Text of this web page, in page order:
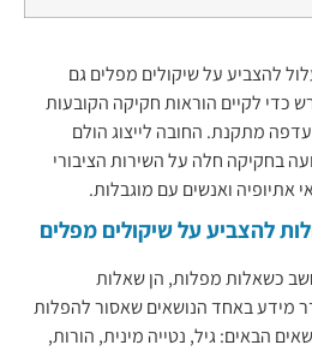
להצביע על שיקולים מפלים גם
כדי לקיים הוראות חקיקה הקובעות
מתקנת. החובה לייצוג הולם
בחקיקה חלה על השירות הציבורי
אתיופיה ואנשים עם מוגבלות.
להצביע על שיקולים מפלים
כשאלות מפלות, הן שאלות
מידע באחד הנושאים שאסור להפלות
הבאים: גיל, נטייה מינית, הורות,